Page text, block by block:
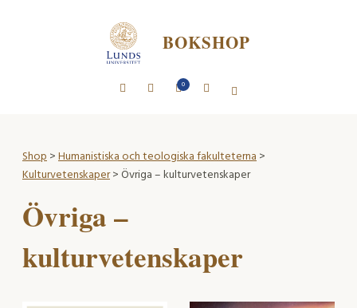
BOKSHOP
0
Shop>Humanistiska och teologiska fakulteterna>
Kulturvetenskaper> Övriga – kulturvetenskaper
Övriga –
kulturvetenskaper